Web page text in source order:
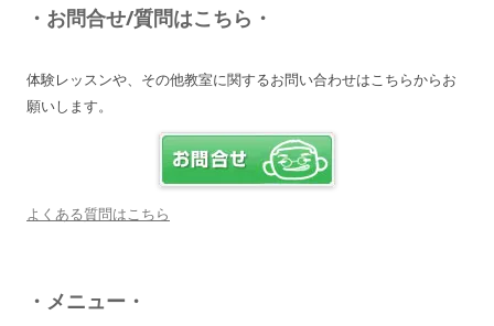
♪
上松先生に教わればきっともっともっと音楽大好
きになりますよ♪
大切なお子さんの習い事。
・お問合せ/質問はこちら・
体験レッスンや、その他教室に関するお問い合わせはこちらからお
願いします。
よくある質問はこちら
・メニュー・